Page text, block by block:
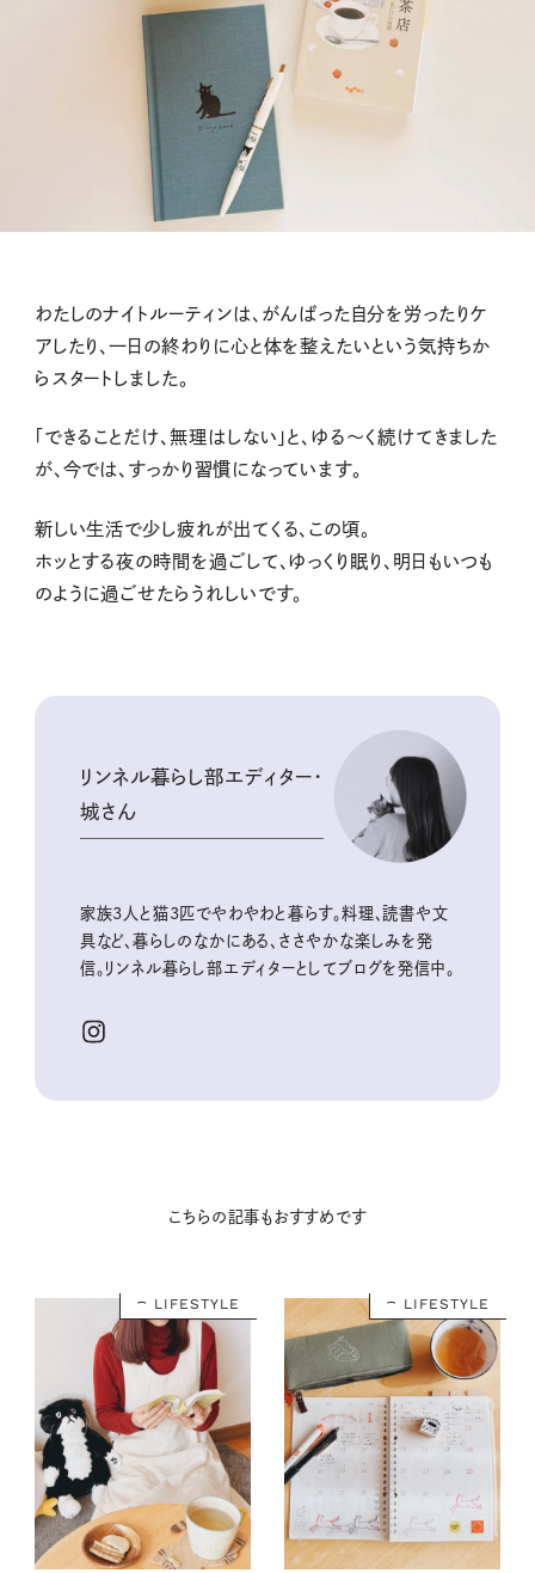
わたしのナイトルーティンは、がんばった自分を労ったりケ
アしたり、一日の終わりに心と体を整えたいという気持ちか
らスタートしました。
「できることだけ、無理はしない」と、ゆる〜く続けてきました
が、今では、すっかり習慣になっています。
新しい生活で少し疲れが出てくる、この頃。
ホッとする夜の時間を過ごして、ゆっくり眠り、明日もいつも
のように過ごせたらうれしいです。
リンネル暮らし部エディター・
城さん
家族3人と猫3匹でやわやわと暮らす。料理、読書や文
具など、暮らしのなかにある、ささやかな楽しみを発
信。リンネル暮らし部エディターとしてブログを発信中。
こちらの記事もおすすめです
LIFESTYLE LIFESTYLE